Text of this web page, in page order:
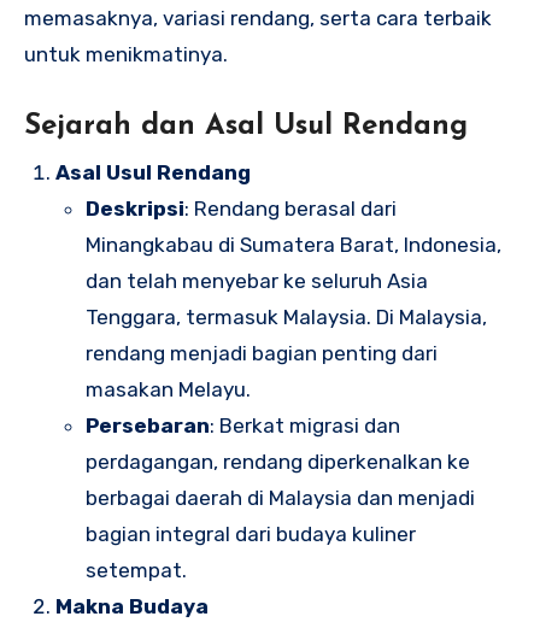
memasaknya, variasi rendang, serta cara terbaik
untuk menikmatinya.
Sejarah dan Asal Usul Rendang
Asal Usul Rendang
Deskripsi: Rendang berasal dari
Minangkabau di Sumatera Barat, Indonesia,
dan telah menyebar ke seluruh Asia
Tenggara, termasuk Malaysia. Di Malaysia,
rendang menjadi bagian penting dari
masakan Melayu.
Persebaran: Berkat migrasi dan
perdagangan, rendang diperkenalkan ke
berbagai daerah di Malaysia dan menjadi
bagian integral dari budaya kuliner
setempat.
Makna Budaya